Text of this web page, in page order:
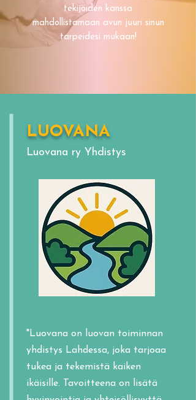
tekijöiden kanssa
mahdollistamaan avun juuri sinun
tarpeidesi mukaan!
LUOVANA
Luovana ry Yhdistys
"Luovana on luovan toiminnan
yhdistys Lahdessa, joka tarjoaa
tukea ja tekemistä kaiken
ikäisille. Tavoitteena on lisätä